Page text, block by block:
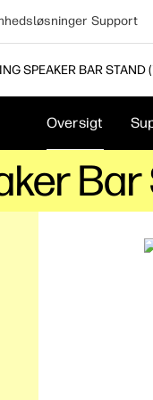
Support
SPEAKER BAR STAND
Oversigt